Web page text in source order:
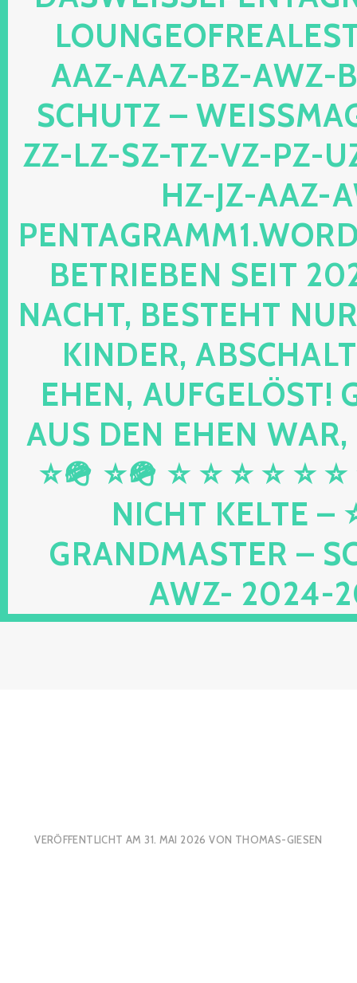
Z-AAZ-BZ-AWZ-BZ-
HUTZ –
LZ-SZ-TZ-VZ-PZ-UZ-
JZ-AAZ-
RIEBEN SEIT 2024
HT, BESTEHT NUR
DER,
N, AUFGELÖST!
DEN EHEN WAR,
⭐🪖 ⭐ ⭐ ⭐ ⭐ ⭐ ⭐
HT KELTE – ⭐⭐
DMASTER –
2024-2026
VERÖFFENTLICHT AM 31. MAI 2026 VON THOMAS-GIESEN